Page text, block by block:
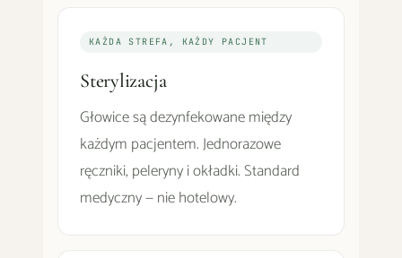
KAŻDA STREFA, KAŻDY PACJENT
Sterylizacja
Głowice są dezynfekowane między
każdym pacjentem. Jednorazowe
ręczniki, peleryny i okładki. Standard
medyczny — nie hotelowy.